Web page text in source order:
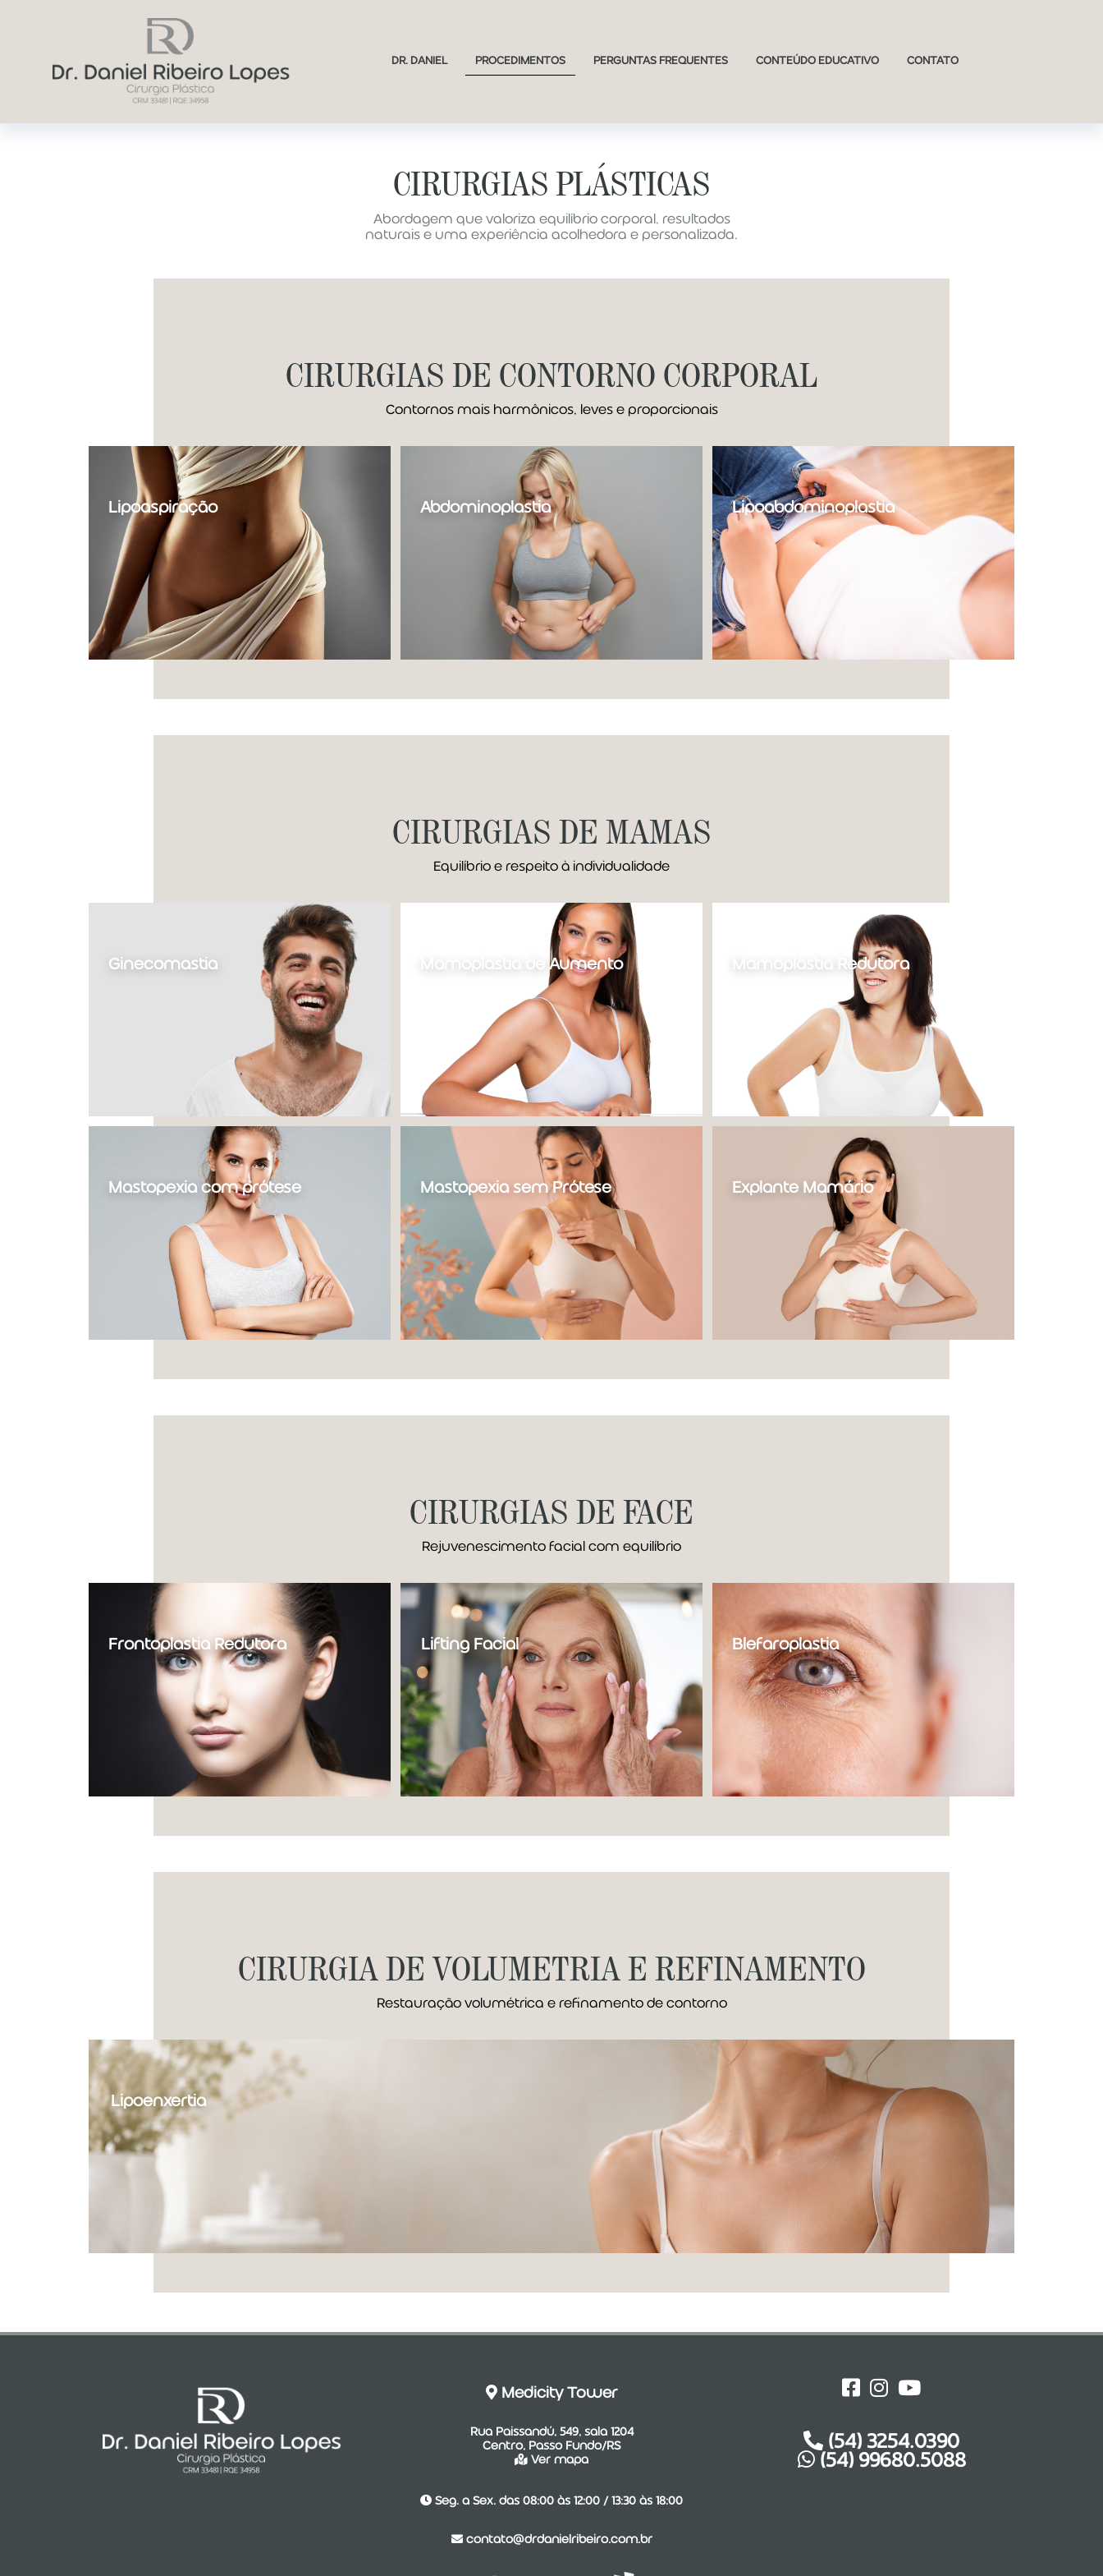
DR. DANIEL PROCEDIMENTOS PERGUNTAS FREQUENTES CONTEÚDO EDUCATIVO CONTATO
CIRURGIAS PLÁSTICAS
Abordagem que valoriza equilíbrio corporal, resultados
naturais e uma experiência acolhedora e personalizada.
CIRURGIAS DE CONTORNO CORPORAL
Contornos mais harmônicos, leves e proporcionais
Lipoaspiração Abdominoplastia Lipoabdominoplastia
CIRURGIAS DE MAMAS
Equilíbrio e respeito à individualidade
Ginecomastia Mamoplastia de Aumento Mamoplastia Redutora
Mastopexia com prótese Mastopexia sem Prótese Explante Mamário
CIRURGIAS DE FACE
Rejuvenescimento facial com equilíbrio
Frontoplastia Redutora Lifting Facial Blefaroplastia
CIRURGIA DE VOLUMETRIA E REFINAMENTO
Restauração volumétrica e refinamento de contorno
Lipoenxertia
Medicity Tower
Rua Paissandú, 549, sala 1204
Centro, Passo Fundo/RS
Ver mapa
Seg. a Sex. das 08:00 às 12:00 / 13:30 às 18:00
contato@drdanielribeiro.com.br
(54) 3254.0390
(54) 99680.5088